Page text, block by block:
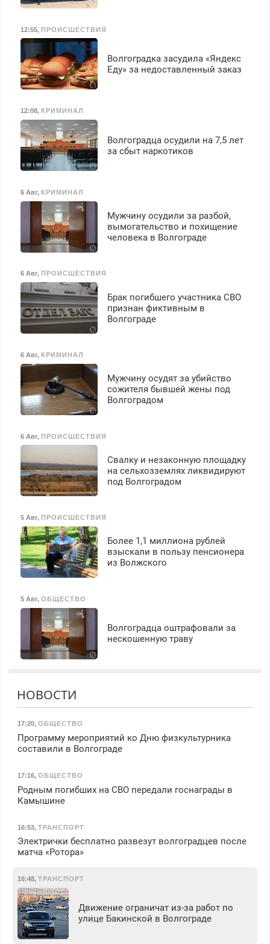
12:55, ПРОИСШЕСТВИЯ
Волгоградка засудила «Яндекс
Еду» за недоставленный заказ
12:08, КРИМИНАЛ
Волгоградца осудили на 7,5 лет
за сбыт наркотиков
6 Авг, КРИМИНАЛ
Мужчину осудили за разбой,
вымогательство и похищение
человека в Волгограде
6 Авг, ПРОИСШЕСТВИЯ
Брак погибшего участника СВО
признан фиктивным в
Волгограде
6 Авг, КРИМИНАЛ
Мужчину осудят за убийство
сожителя бывшей жены под
Волгоградом
6 Авг, ПРОИСШЕСТВИЯ
Свалку и незаконную площадку
на сельхозземлях ликвидируют
под Волгоградом
5 Авг, ПРОИСШЕСТВИЯ
Более 1,1 миллиона рублей
взыскали в пользу пенсионера
из Волжского
5 Авг, ОБЩЕСТВО
Волгоградца оштрафовали за
нескошенную траву
НОВОСТИ
17:20, ОБЩЕСТВО
Программу мероприятий ко Дню физкультурника
составили в Волгограде
17:16, ОБЩЕСТВО
Родным погибших на СВО передали госнаграды в
Камышине
16:53, ТРАНСПОРТ
Электрички бесплатно развезут волгоградцев после
матча «Ротора»
16:48, ТРАНСПОРТ
Движение ограничат из-за работ по
улице Бакинской в Волгограде